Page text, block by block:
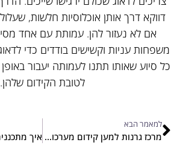
דווקא דרך אותן אוכלוסיות חלשות,
אם לא נעזור להן. עמותת עם אחד
משפחות עניות וקשישים בודדים כדי
כל סיוע שאותו תתנו לעמותה יעבור באופן
לטובת הקידום שלהן.
למאמר הבא
מרכז גרנות למען קידום מערכות יחסים וזוגיות: כיצד העמותה מקדמת את הנושא?